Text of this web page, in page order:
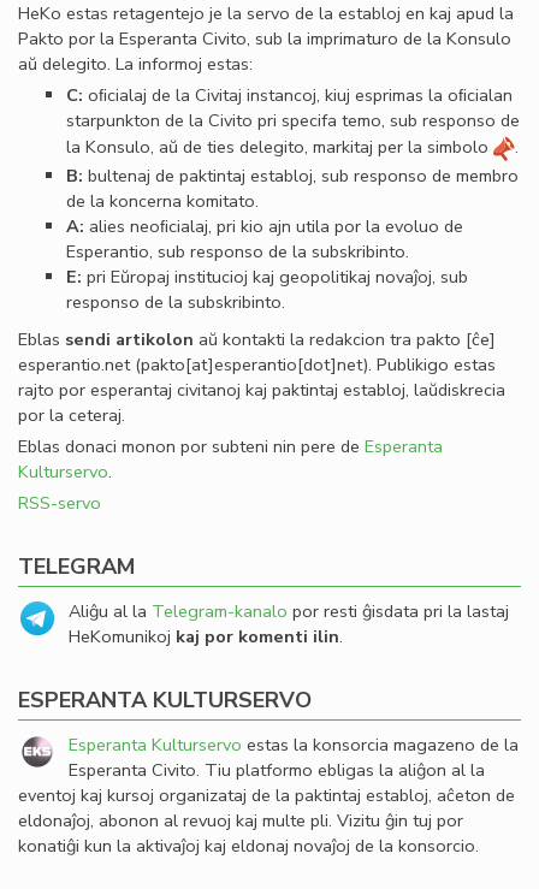
HeKo estas retagentejo je la servo de la establoj en kaj apud la
Pakto por la Esperanta Civito, sub la imprimaturo de la Konsulo
aŭ delegito. La informoj estas:
C: oﬁcialaj de la Civitaj instancoj, kiuj esprimas la oﬁcialan
starpunkton de la Civito pri specifa temo, sub responso de
la Konsulo, aŭ de ties delegito, markitaj per la simbolo
.
B: bultenaj de paktintaj establoj, sub responso de membro
de la koncerna komitato.
A: alies neoﬁcialaj, pri kio ajn utila por la evoluo de
Esperantio, sub responso de la subskribinto.
E: pri Eŭropaj institucioj kaj geopolitikaj novaĵoj, sub
responso de la subskribinto.
Eblas sendi artikolon aŭ kontakti la redakcion tra pakto [ĉe]
esperantio.net(pakto[at]esperantio[dot]net). Publikigo estas
rajto por esperantaj civitanoj kaj paktintaj establoj, laŭdiskrecia
por la ceteraj.
Eblas donaci monon por subteni nin pere de Esperanta
Kulturservo.
RSS-servo
TELEGRAM
Aliĝu al la Telegram-kanalo por resti ĝisdata pri la lastaj
HeKomunikoj kaj por komenti ilin.
ESPERANTA KULTURSERVO
Esperanta Kulturservo estas la konsorcia magazeno de la
Esperanta Civito. Tiu platformo ebligas la aliĝon al la
eventoj kaj kursoj organizataj de la paktintaj establoj, aĉeton de
eldonaĵoj, abonon al revuoj kaj multe pli. Vizitu ĝin tuj por
konatiĝi kun la aktivaĵoj kaj eldonaj novaĵoj de la konsorcio.